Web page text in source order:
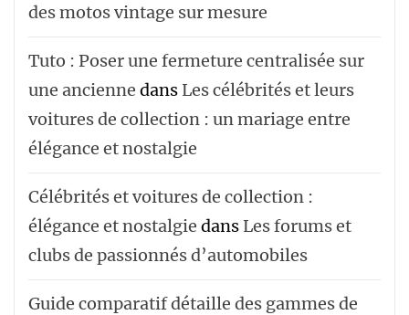
des motos vintage sur mesure
Tuto : Poser une fermeture centralisée sur
une ancienne dans Les célébrités et leurs
voitures de collection : un mariage entre
élégance et nostalgie
Célébrités et voitures de collection :
élégance et nostalgie dans Les forums et
clubs de passionnés d’automobiles
Guide comparatif détaille des gammes de